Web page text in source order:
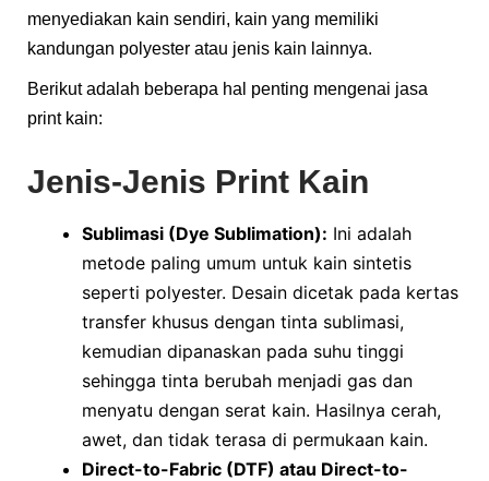
menyediakan kain sendiri, kain yang memiliki
kandungan polyester atau jenis kain lainnya.​
Berikut adalah beberapa hal penting mengenai jasa
print kain:
Jenis-Jenis Print Kain
Sublimasi (Dye Sublimation): Ini adalah
metode paling umum untuk kain sintetis
seperti polyester. Desain dicetak pada kertas
transfer khusus dengan tinta sublimasi,
kemudian dipanaskan pada suhu tinggi
sehingga tinta berubah menjadi gas dan
menyatu dengan serat kain. Hasilnya cerah,
awet, dan tidak terasa di permukaan kain.
Direct-to-Fabric (DTF) atau Direct-to-